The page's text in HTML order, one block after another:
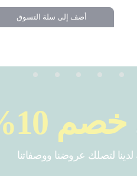
أضف إلى سلة التسوق
خصم 10%
لتصلك عروضنا ووصفاتنا